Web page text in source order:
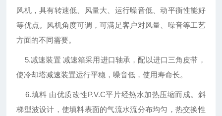
风机，具有转速低、风量大、运行噪音低、动平衡性能好
等优点。风机角度可调，可满足客户对风量、噪音等工艺
方面的不同需要。
5.减速装置 减速箱采用进口轴承，配以进口三角皮带，
使冷却塔减速装置运行平稳，噪音低，使用寿命长。
6.填料 由优质改性P.V.C平片经热水加热压缩而成。斜
梯型波设计，使填料表面的气流水流分布均匀，热交换性